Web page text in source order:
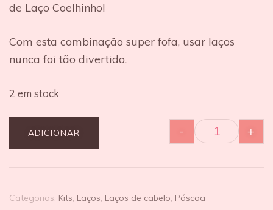
de Laço Coelhinho!
Com esta combinação super fofa, usar laços
nunca foi tão divertido.
2 em stock
- +
ADICIONAR
Categorias: Kits, Laços, Laços de cabelo, Páscoa